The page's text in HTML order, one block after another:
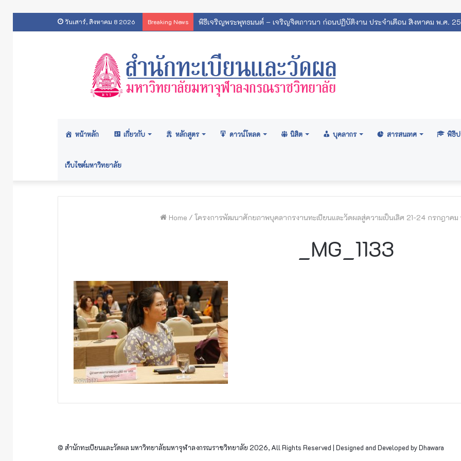
วันเสาร์, สิงหาคม 8 2026 Breaking News พิธีเจริญพระพุทธมนต์ – เจริญจิตภาวนา ก่อนปฏิบัติงาน ประจำเดือน สิงหาคม พ.ศ.
หน้าหลัก เกี่ยวกับ หลักสูตร ดาวน์โหลด นิสิต บุคลากร สารสนเทศ พิธี
เว็บไซต์มหาวิทยาลัย
Home / โครงการพัฒนาศักยภาพบุคลากรงานทะเบียนและวัดผลสู่ความเป็นเลิศ 21-24 กรกฎาคม
_MG_1133
© สำนักทะเบียนและวัดผล มหาวิทยาลัยมหาจุฬาลงกรณราชวิทยาลัย 2026, All Rights Reserved | Designed and Developed by Dhawara